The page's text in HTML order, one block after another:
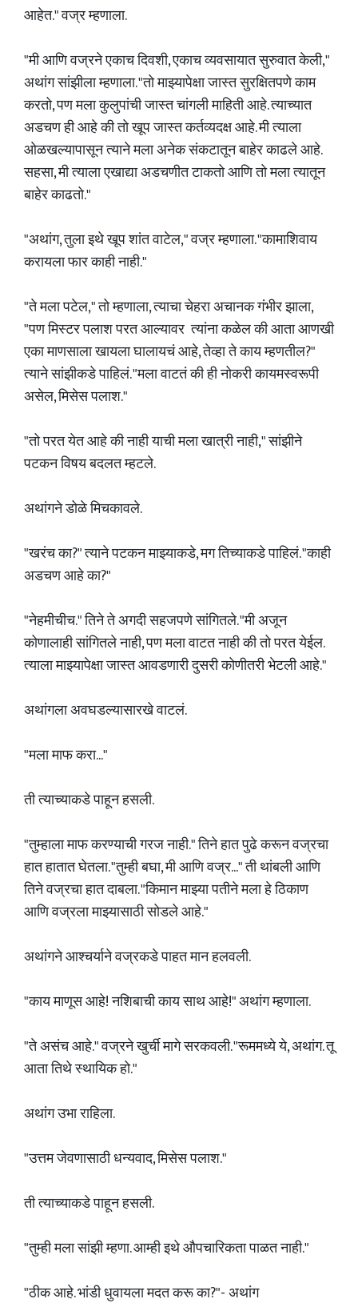
आहेत." वज्र म्हणाला.
"मी आणि वज्रने एकाच दिवशी, एकाच व्यवसायात सुरुवात केली,"
अथांग सांझीला म्हणाला. "तो माझ्यापेक्षा जास्त सुरक्षितपणे काम
करतो, पण मला कुलुपांची जास्त चांगली माहिती आहे. त्याच्यात
अडचण ही आहे की तो खूप जास्त कर्तव्यदक्ष आहे. मी त्याला
ओळखल्यापासून त्याने मला अनेक संकटातून बाहेर काढले आहे.
सहसा, मी त्याला एखाद्या अडचणीत टाकतो आणि तो मला त्यातून
बाहेर काढतो."
"अथांग, तुला इथे खूप शांत वाटेल," वज्र म्हणाला. "कामाशिवाय
करायला फार काही नाही."
"ते मला पटेल," तो म्हणाला, त्याचा चेहरा अचानक गंभीर झाला,
"पण मिस्टर पलाश परत आल्यावर त्यांना कळेल की आता आणखी
एका माणसाला खायला घालायचं आहे, तेव्हा ते काय म्हणतील?"
त्याने सांझीकडे पाहिलं. "मला वाटतं की ही नोकरी कायमस्वरूपी
असेल, मिसेस पलाश."
"तो परत येत आहे की नाही याची मला खात्री नाही," सांझीने
पटकन विषय बदलत म्हटले.
अथांगने डोळे मिचकावले.
"खरंच का?" त्याने पटकन माझ्याकडे, मग तिच्याकडे पाहिलं. "काही
अडचण आहे का?"
"नेहमीचीच." तिने ते अगदी सहजपणे सांगितले. "मी अजून
कोणालाही सांगितले नाही, पण मला वाटत नाही की तो परत येईल.
त्याला माझ्यापेक्षा जास्त आवडणारी दुसरी कोणीतरी भेटली आहे."
अथांगला अवघडल्यासारखे वाटलं.
"मला माफ करा..."
ती त्याच्याकडे पाहून हसली.
"तुम्हाला माफ करण्याची गरज नाही." तिने हात पुढे करून वज्रचा
हात हातात घेतला. "तुम्ही बघा, मी आणि वज्र..." ती थांबली आणि
तिने वज्रचा हात दाबला. "किमान माझ्या पतीने मला हे ठिकाण
आणि वज्रला माझ्यासाठी सोडले आहे."
अथांगने आश्चर्याने वज्रकडे पाहत मान हलवली.
"काय माणूस आहे! नशिबाची काय साथ आहे!" अथांग म्हणाला.
"ते असंच आहे." वज्रने खुर्ची मागे सरकवली. "रूममध्ये ये, अथांग. तू
आता तिथे स्थायिक हो."
अथांग उभा राहिला.
"उत्तम जेवणासाठी धन्यवाद, मिसेस पलाश."
ती त्याच्याकडे पाहून हसली.
"तुम्ही मला सांझी म्हणा. आम्ही इथे औपचारिकता पाळत नाही."
"ठीक आहे. भांडी धुवायला मदत करू का?"- अथांग